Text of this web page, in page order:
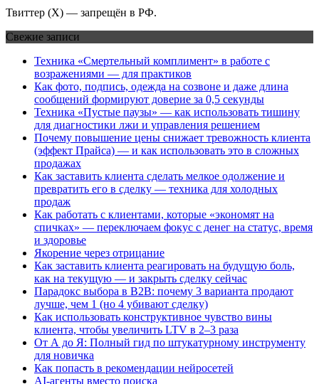
Твиттер (Х) — запрещён в РФ.
Свежие записи
Техника «Смертельный комплимент» в работе с
возражениями — для практиков
Как фото, подпись, одежда на созвоне и даже длина
сообщений формируют доверие за 0,5 секунды
Техника «Пустые паузы» — как использовать тишину
для диагностики лжи и управления решением
Почему повышение цены снижает тревожность клиента
(эффект Прайса) — и как использовать это в сложных
продажах
Как заставить клиента сделать мелкое одолжение и
превратить его в сделку — техника для холодных
продаж
Как работать с клиентами, которые «экономят на
спичках» — переключаем фокус с денег на статус, время
и здоровье
Якорение через отрицание
Как заставить клиента реагировать на будущую боль,
как на текущую — и закрыть сделку сейчас
Парадокс выбора в B2B: почему 3 варианта продают
лучше, чем 1 (но 4 убивают сделку)
Как использовать конструктивное чувство вины
клиента, чтобы увеличить LTV в 2–3 раза
От А до Я: Полный гид по штукатурному инструменту
для новичка
Как попасть в рекомендации нейросетей
AI-агенты вместо поиска